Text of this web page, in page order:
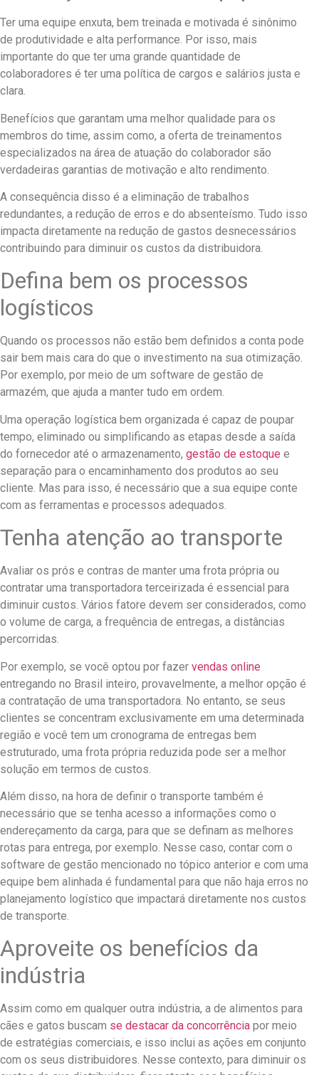
Ter uma equipe enxuta, bem treinada e motivada é sinônimo
de produtividade e alta performance. Por isso, mais
importante do que ter uma grande quantidade de
colaboradores é ter uma política de cargos e salários justa e
clara.
Benefícios que garantam uma melhor qualidade para os
membros do time, assim como, a oferta de treinamentos
especializados na área de atuação do colaborador são
verdadeiras garantias de motivação e alto rendimento.
A consequência disso é a eliminação de trabalhos
redundantes, a redução de erros e do absenteísmo. Tudo isso
impacta diretamente na redução de gastos desnecessários
contribuindo para diminuir os custos da distribuidora.
Defina bem os processos
logísticos
Quando os processos não estão bem definidos a conta pode
sair bem mais cara do que o investimento na sua otimização.
Por exemplo, por meio de um software de gestão de
armazém, que ajuda a manter tudo em ordem.
Uma operação logística bem organizada é capaz de poupar
tempo, eliminado ou simplificando as etapas desde a saída
do fornecedor até o armazenamento, gestão de estoque e
separação para o encaminhamento dos produtos ao seu
cliente. Mas para isso, é necessário que a sua equipe conte
com as ferramentas e processos adequados.
Tenha atenção ao transporte
Avaliar os prós e contras de manter uma frota própria ou
contratar uma transportadora terceirizada é essencial para
diminuir custos. Vários fatore devem ser considerados, como
o volume de carga, a frequência de entregas, a distâncias
percorridas.
Por exemplo, se você optou por fazer vendas online
entregando no Brasil inteiro, provavelmente, a melhor opção é
a contratação de uma transportadora. No entanto, se seus
clientes se concentram exclusivamente em uma determinada
região e você tem um cronograma de entregas bem
estruturado, uma frota própria reduzida pode ser a melhor
solução em termos de custos.
Além disso, na hora de definir o transporte também é
necessário que se tenha acesso a informações como o
endereçamento da carga, para que se definam as melhores
rotas para entrega, por exemplo. Nesse caso, contar com o
software de gestão mencionado no tópico anterior e com uma
equipe bem alinhada é fundamental para que não haja erros no
planejamento logístico que impactará diretamente nos custos
de transporte.
Aproveite os benefícios da
indústria
Assim como em qualquer outra indústria, a de alimentos para
cães e gatos buscam se destacar da concorrência por meio
de estratégias comerciais, e isso inclui as ações em conjunto
com os seus distribuidores. Nesse contexto, para diminuir os